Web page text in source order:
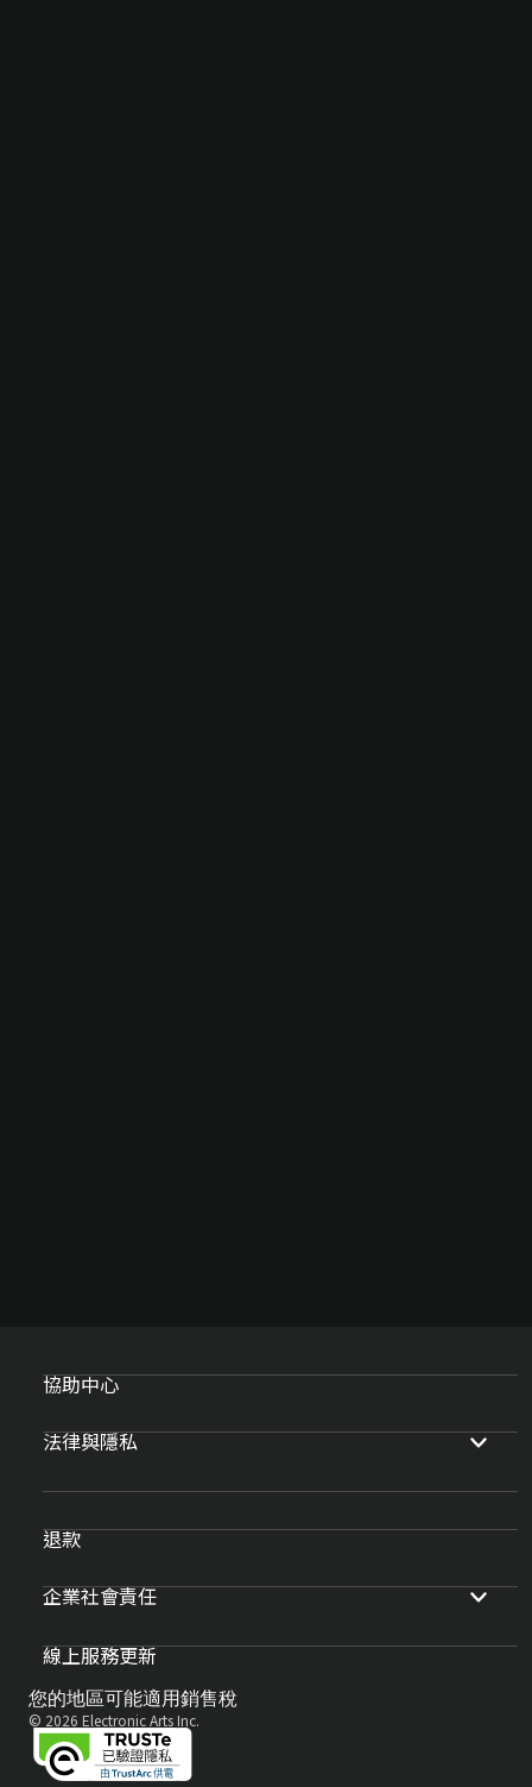
協助中心
法律與隱私
退款
企業社會責任
線上服務更新
您的地區可能適用銷售稅
© 2026 Electronic Arts Inc.